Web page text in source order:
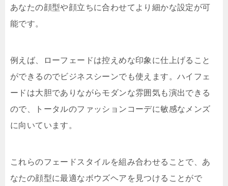
あなたの顔型や顔立ちに合わせてより細かな設定が可
能です。
例えば、ローフェードは控えめな印象に仕上げること
ができるのでビジネスシーンでも使えます。ハイフェ
ードは大胆でありながらモダンな雰囲気も演出できる
ので、トータルのファッションコーデに敏感なメンズ
に向いています。
これらのフェードスタイルを組み合わせることで、あ
なたの顔型に最適なボウズヘアを見つけることがで